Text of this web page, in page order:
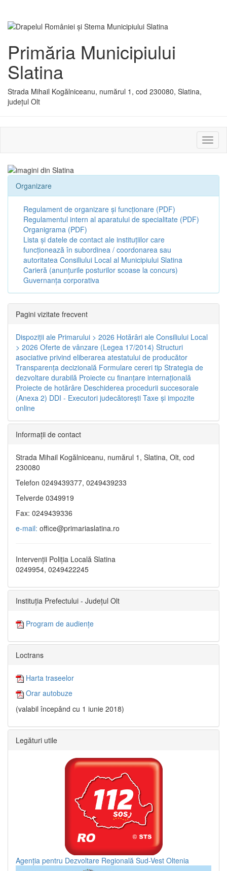
Primăria Municipiului
Slatina
Strada Mihail Kogălniceanu, numărul 1, cod 230080, Slatina,
județul Olt
sau
Organizare
Regulament de organizare și funcționare (PDF)
Regulamentul intern al aparatului de specialitate (PDF)
Organigrama (PDF)
Lista și datele de contact ale instituțiilor care
funcționează în subordinea / coordonarea sau
autoritatea Consiliului Local al Municipiului Slatina
Carieră (anunțurile posturilor scoase la concurs)
Guvernanța corporativa
Pagini vizitate frecvent
Dispoziţii ale Primarului > 2026 Hotărâri ale Consiliului Local
> 2026 Oferte de vânzare (Legea 17/2014) Structuri
asociative privind eliberarea atestatului de producător
Transparenţa decizională Formulare cereri tip Strategia de
dezvoltare durabilă Proiecte cu finanţare internaţională
Proiecte de hotărâre Deschiderea procedurii succesorale
(Anexa 2) DDI - Executori judecătorești Taxe şi impozite
online
Informaţii de contact
Strada Mihail Kogălniceanu, numărul 1, Slatina, Olt, cod
230080
Telefon 0249439377, 0249439233
Telverde 0349919
Fax: 0249439336
e-mail: office@primariaslatina.ro
Intervenții Poliția Locală Slatina
0249954, 0249422245
Instituția Prefectului - Județul Olt
Program de audiențe
Loctrans
Harta traseelor
Orar autobuze
(valabil începând cu 1 iunie 2018)
Legături utile
Agenția pentru Dezvoltare Regională Sud-Vest Oltenia